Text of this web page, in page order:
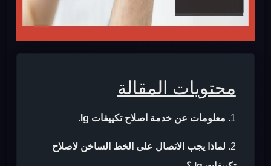
محتويات المقالة
معلومات عن خدمة اصلاح تكييفات lg .
لماذا يجب الاتصال على الخط الساخن لاصلاح